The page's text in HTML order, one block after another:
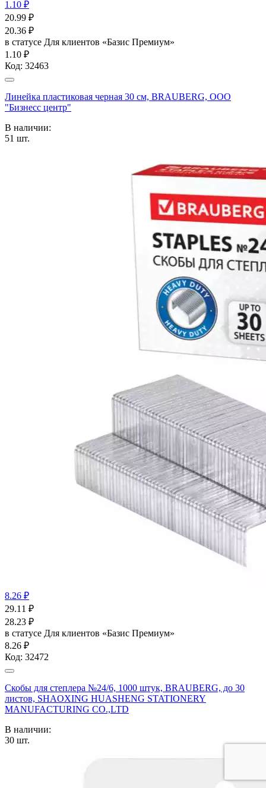
1.10 ₽
20.99 ₽
20.36 ₽
в статусе Для клиентов «Базис Премиум»
1.10 ₽
Код: 32463
Линейка пластиковая черная 30 см, BRAUBERG, ООО
"Бизнесс центр"
В наличии:
51 шт.
8.26 ₽
29.11 ₽
28.23 ₽
в статусе Для клиентов «Базис Премиум»
8.26 ₽
Код: 32472
Скобы для степлера №24/6, 1000 штук, BRAUBERG, до 30
листов, SHAOXING HUASHENG STATIONERY
MANUFACTURING CO.,LTD
В наличии:
30 шт.